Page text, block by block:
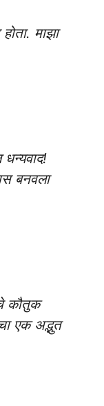
माझा
धन्यवाद!
बनवला
कौतुक
एक अद्भुत